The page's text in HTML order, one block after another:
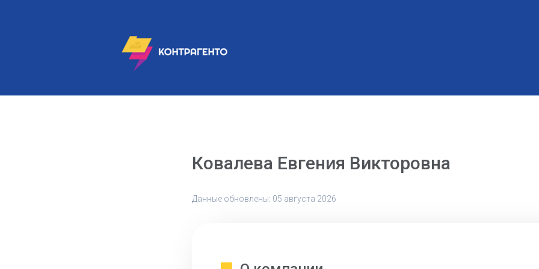
Ковалева Евгения Викторовна
Данные обновлены: 05 августа 2026